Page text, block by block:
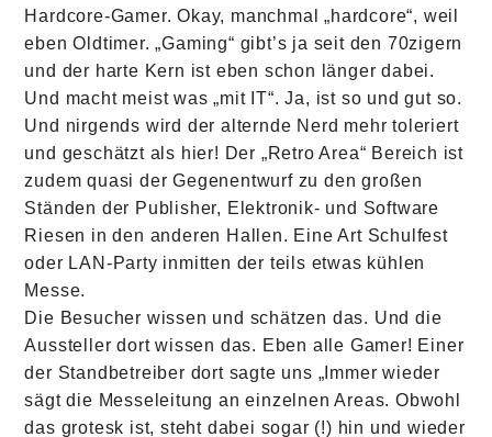
Hardcore-Gamer. Okay, manchmal „hardcore“, weil
eben Oldtimer. „Gaming“ gibt’s ja seit den 70zigern
und der harte Kern ist eben schon länger dabei.
Und macht meist was „mit IT“. Ja, ist so und gut so.
Und nirgends wird der alternde Nerd mehr toleriert
und geschätzt als hier! Der „Retro Area“ Bereich ist
zudem quasi der Gegenentwurf zu den großen
Ständen der Publisher, Elektronik- und Software
Riesen in den anderen Hallen. Eine Art Schulfest
oder LAN-Party inmitten der teils etwas kühlen
Messe.
Die Besucher wissen und schätzen das. Und die
Aussteller dort wissen das. Eben alle Gamer! Einer
der Standbetreiber dort sagte uns „Immer wieder
sägt die Messeleitung an einzelnen Areas. Obwohl
das grotesk ist, steht dabei sogar (!) hin und wieder